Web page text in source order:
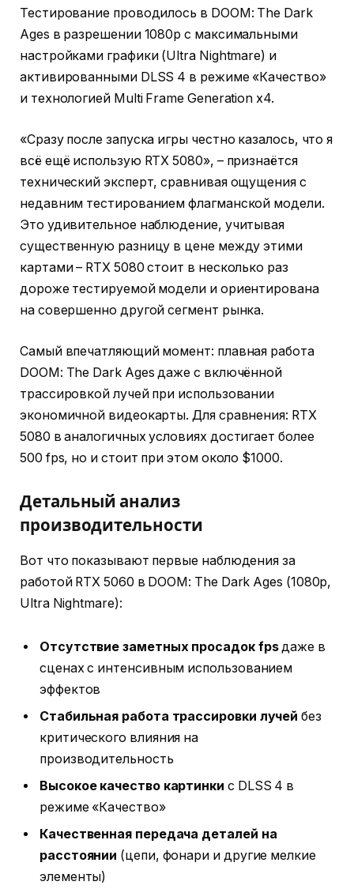
Тестирование проводилось в DOOM: The Dark
Ages в разрешении 1080p с максимальными
настройками графики (Ultra Nightmare) и
активированными DLSS 4 в режиме «Качество»
и технологией Multi Frame Generation x4.
«Сразу после запуска игры честно казалось, что я
всё ещё использую RTX 5080», – признаётся
технический эксперт, сравнивая ощущения с
недавним тестированием флагманской модели.
Это удивительное наблюдение, учитывая
существенную разницу в цене между этими
картами – RTX 5080 стоит в несколько раз
дороже тестируемой модели и ориентирована
на совершенно другой сегмент рынка.
Самый впечатляющий момент: плавная работа
DOOM: The Dark Ages даже с включённой
трассировкой лучей при использовании
экономичной видеокарты. Для сравнения: RTX
5080 в аналогичных условиях достигает более
500 fps, но и стоит при этом около $1000.
Детальный анализ
производительности
Вот что показывают первые наблюдения за
работой RTX 5060 в DOOM: The Dark Ages (1080p,
Ultra Nightmare):
Отсутствие заметных просадок fpsдаже в
сценах с интенсивным использованием
эффектов
Стабильная работа трассировки лучей без
критического влияния на
производительность
Высокое качество картинки с DLSS 4 в
режиме «Качество»
Качественная передача деталей на
расстоянии (цепи, фонари и другие мелкие
элементы)